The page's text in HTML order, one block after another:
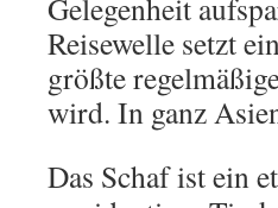
Gelegenheit
Reisewelle setzt
größte
wird. In ganz
Das Schaf ist ein